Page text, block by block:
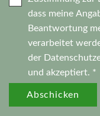
dass meine
Beantwortung
verarbeitet
der
und akzeptiert. *
Abschicken